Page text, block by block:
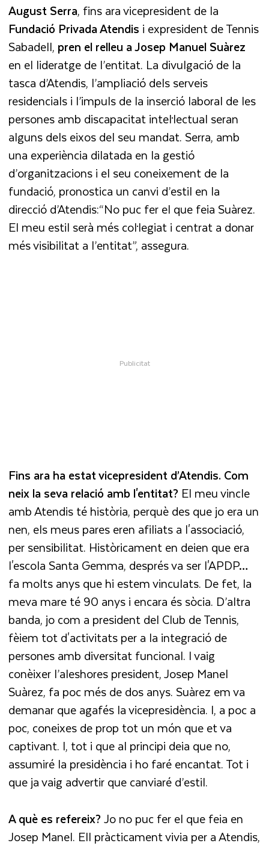
August Serra, fins ara vicepresident de la
Fundació Privada Atendis i expresident de Tennis
Sabadell, pren el relleu a Josep Manuel Suàrez
en el lideratge de l’entitat. La divulgació de la
tasca d’Atendis, l’ampliació dels serveis
residencials i l’impuls de la inserció laboral de les
persones amb discapacitat intel·lectual seran
alguns dels eixos del seu mandat. Serra, amb
una experiència dilatada en la gestió
d’organitzacions i el seu coneixement de la
fundació, pronostica un canvi d’estil en la
direcció d’Atendis:“No puc fer el que feia Suàrez.
El meu estil serà més col·legiat i centrat a donar
més visibilitat a l’entitat”, assegura.
Fins ara ha estat vicepresident d’Atendis. Com
neix la seva relació amb l'entitat? El meu vincle
amb Atendis té història, perquè des que jo era un
nen, els meus pares eren afiliats a l'associació,
per sensibilitat. Històricament en deien que era
l'escola Santa Gemma, després va ser l'APDP…
fa molts anys que hi estem vinculats. De fet, la
meva mare té 90 anys i encara és sòcia. D’altra
banda, jo com a president del Club de Tennis,
fèiem tot d'activitats per a la integració de
persones amb diversitat funcional. I vaig
conèixer l’aleshores president, Josep Manel
Suàrez, fa poc més de dos anys. Suàrez em va
demanar que agafés la vicepresidència. I, a poc a
poc, coneixes de prop tot un món que et va
captivant. I, tot i que al principi deia que no,
assumiré la presidència i ho faré encantat. Tot i
que ja vaig advertir que canviaré d’estil.
A què es refereix?Jo no puc fer el que feia en
Josep Manel. Ell pràcticament vivia per a Atendis,